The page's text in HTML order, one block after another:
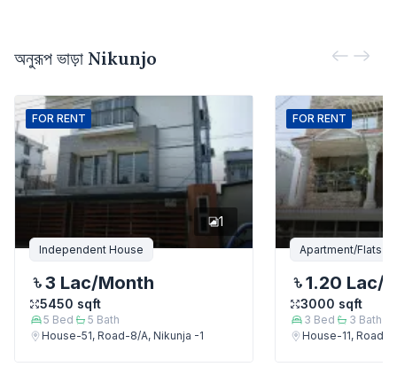
অনুরূপ ভাড়া Nikunjo
FOR RENT
1
Independent House
3 Lac/Month
5450 sqft
5 Bed 5 Bath
House-51, Road-8/A, Nikunja -1
FOR RENT
Apartment/Flats
1.20 Lac/
3000 sqft
3 Bed 3 Bath
House-11, Road-